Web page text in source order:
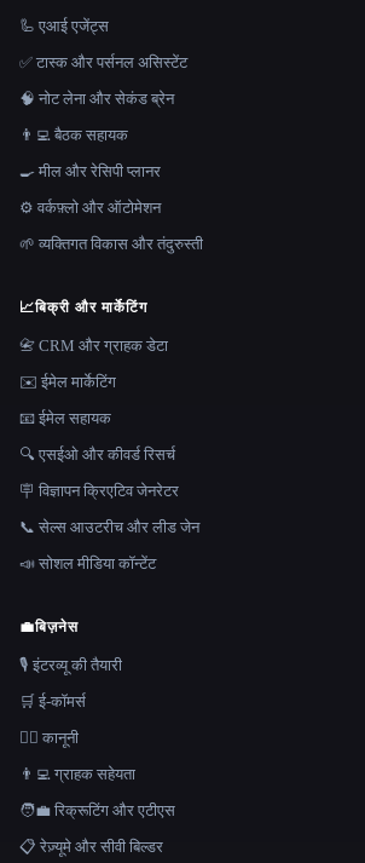
🦾 एआई एजेंट्स
✅ टास्क और पर्सनल असिस्टेंट
🧠 नोट लेना और सेकंड ब्रेन
👨‍💻 बैठक सहायक
🍳 मील और रेसिपी प्लानर
⚙️ वर्कफ़्लो और ऑटोमेशन
🌱 व्यक्तिगत विकास और तंदुरुस्ती
📈बिक्री और मार्केटिंग
📇 CRM और ग्राहक डेटा
✉️ ईमेल मार्केटिंग
📧 ईमेल सहायक
🔍 एसईओ और कीवर्ड रिसर्च
🪧 विज्ञापन क्रिएटिव जेनरेटर
📞 सेल्स आउटरीच और लीड जेन
📣 सोशल मीडिया कॉन्टेंट
💼बिज़नेस
🎙️ इंटरव्यू की तैयारी
🛒 ई-कॉमर्स
👩‍⚖️ कानूनी
👨‍💻 ग्राहक सहेयता
🧑‍💼 रिक्रूटिंग और एटीएस
📋 रेज़्यूमे और सीवी बिल्डर